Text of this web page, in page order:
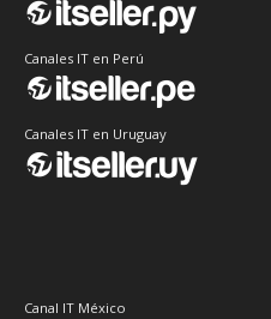
Canales IT en Perú
Canales IT en Uruguay
Canal IT México